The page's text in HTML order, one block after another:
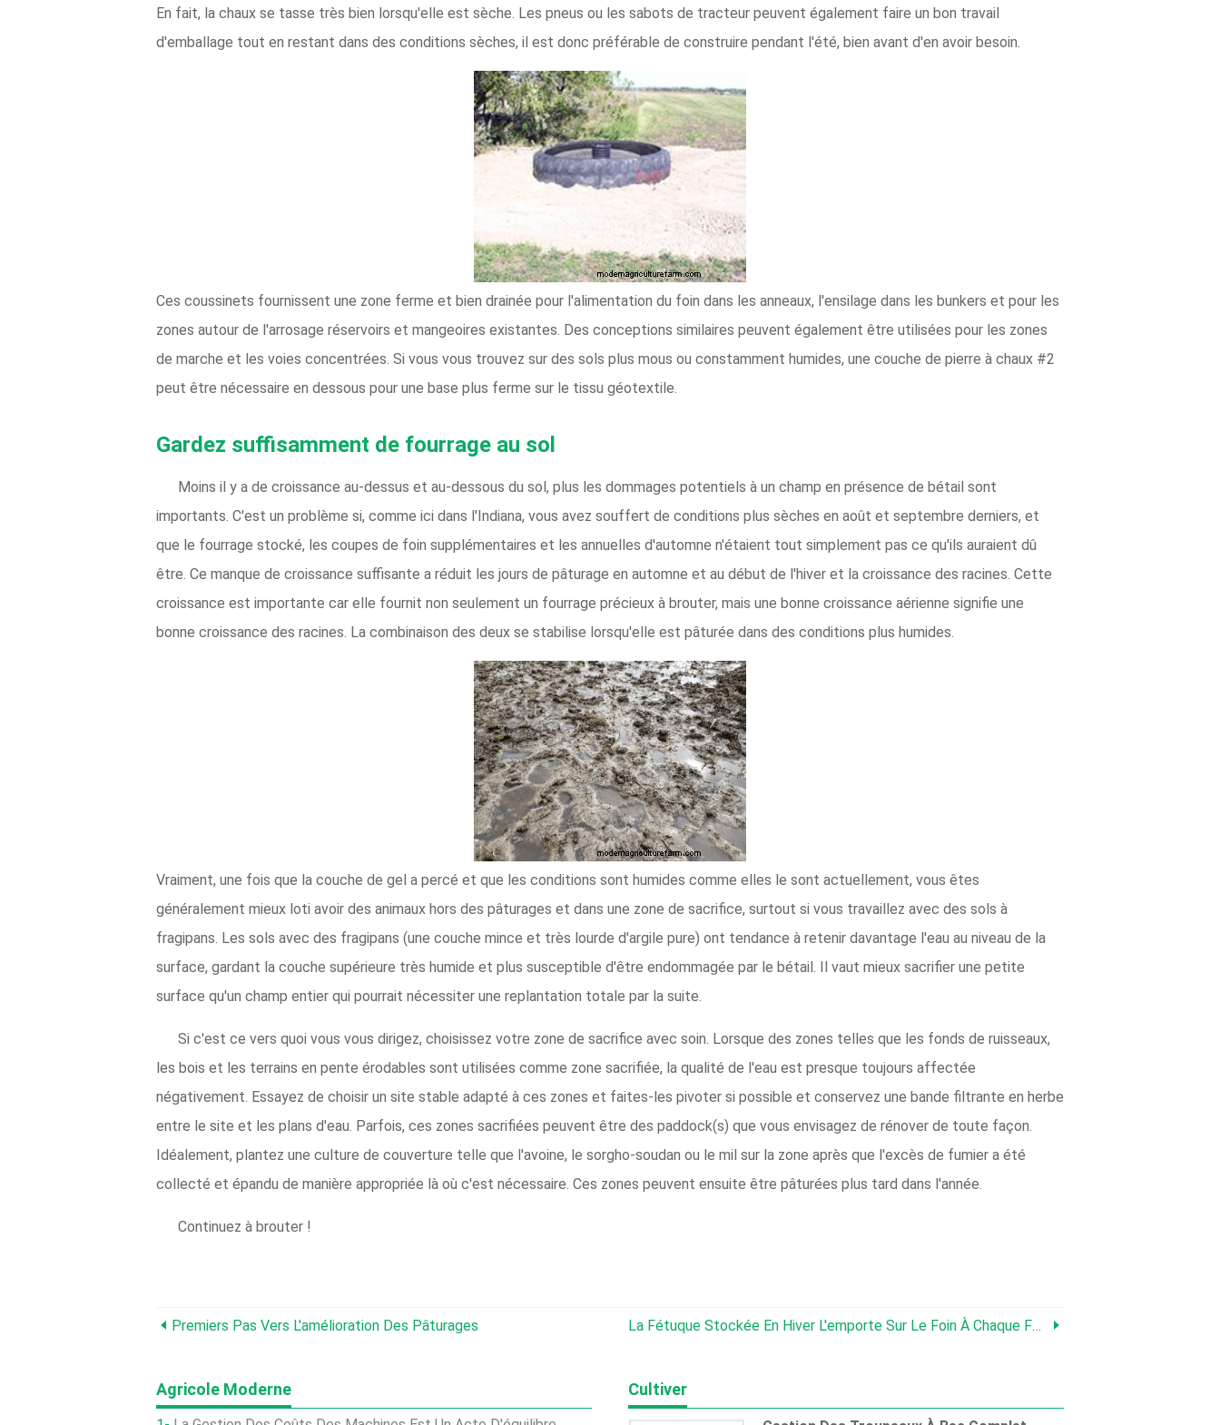
En fait, la chaux se tasse très bien lorsqu'elle est sèche. Les pneus ou les sabots de tracteur peuvent également faire un bon travail
d'emballage tout en restant dans des conditions sèches, il est donc préférable de construire pendant l'été, bien avant d'en avoir besoin.
Ces coussinets fournissent une zone ferme et bien drainée pour l'alimentation du foin dans les anneaux, l'ensilage dans les bunkers et pour les
zones autour de l'arrosage réservoirs et mangeoires existantes. Des conceptions similaires peuvent également être utilisées pour les zones
de marche et les voies concentrées. Si vous vous trouvez sur des sols plus mous ou constamment humides, une couche de pierre à chaux #2
peut être nécessaire en dessous pour une base plus ferme sur le tissu géotextile.
Gardez suffisamment de fourrage au sol
Moins il y a de croissance au-dessus et au-dessous du sol, plus les dommages potentiels à un champ en présence de bétail sont
importants. C'est un problème si, comme ici dans l'Indiana, vous avez souffert de conditions plus sèches en août et septembre derniers, et
que le fourrage stocké, les coupes de foin supplémentaires et les annuelles d'automne n'étaient tout simplement pas ce qu'ils auraient dû
être. Ce manque de croissance suffisante a réduit les jours de pâturage en automne et au début de l'hiver et la croissance des racines. Cette
croissance est importante car elle fournit non seulement un fourrage précieux à brouter, mais une bonne croissance aérienne signifie une
bonne croissance des racines. La combinaison des deux se stabilise lorsqu'elle est pâturée dans des conditions plus humides.
Vraiment, une fois que la couche de gel a percé et que les conditions sont humides comme elles le sont actuellement, vous êtes
généralement mieux loti avoir des animaux hors des pâturages et dans une zone de sacrifice, surtout si vous travaillez avec des sols à
fragipans. Les sols avec des fragipans (une couche mince et très lourde d'argile pure) ont tendance à retenir davantage l'eau au niveau de la
surface, gardant la couche supérieure très humide et plus susceptible d'être endommagée par le bétail. Il vaut mieux sacrifier une petite
surface qu'un champ entier qui pourrait nécessiter une replantation totale par la suite.
Si c'est ce vers quoi vous vous dirigez, choisissez votre zone de sacrifice avec soin. Lorsque des zones telles que les fonds de ruisseaux,
les bois et les terrains en pente érodables sont utilisées comme zone sacrifiée, la qualité de l'eau est presque toujours affectée
négativement. Essayez de choisir un site stable adapté à ces zones et faites-les pivoter si possible et conservez une bande filtrante en herbe
entre le site et les plans d'eau. Parfois, ces zones sacrifiées peuvent être des paddock(s) que vous envisagez de rénover de toute façon.
Idéalement, plantez une culture de couverture telle que l'avoine, le sorgho-soudan ou le mil sur la zone après que l'excès de fumier a été
collecté et épandu de manière appropriée là où c'est nécessaire. Ces zones peuvent ensuite être pâturées plus tard dans l'année.
Continuez à brouter !
Premiers Pas Vers L'amélioration Des Pâturages La Fétuque Stockée En Hiver L'emporte Sur Le Foin À Chaque Fois – Partie 4 – Pourquoi Je Garde Mon KY 31
Agricole Moderne Cultiver